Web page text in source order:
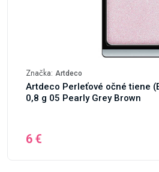
Značka: Artdeco
Artdeco Perleťové očné tiene
0,8 g 05 Pearly Grey Brown
6 €